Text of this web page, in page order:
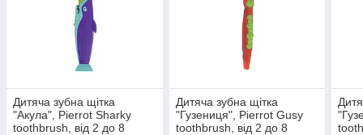
Дитяча зубна щітка
"Акула", Pierrot Sharky
toothbrush, від 2 до 8
Дитяча зубна щітка
"Гузениця", Pierrot Gusy
toothbrush, від 2 до 8